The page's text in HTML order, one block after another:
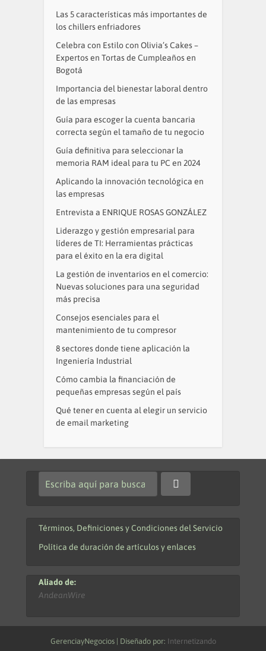
Las 5 características más importantes de
los chillers enfriadores
Celebra con Estilo con Olivia’s Cakes –
Expertos en Tortas de Cumpleaños en
Bogotá
Importancia del bienestar laboral dentro
de las empresas
Guía para escoger la cuenta bancaria
correcta según el tamaño de tu negocio
Guía definitiva para seleccionar la
memoria RAM ideal para tu PC en 2024
Aplicando la innovación tecnológica en
las empresas
Entrevista a ENRIQUE ROSAS GONZÁLEZ
Liderazgo y gestión empresarial para
líderes de TI: Herramientas prácticas
para el éxito en la era digital
La gestión de inventarios en el comercio:
Nuevas soluciones para una seguridad
más precisa
Consejos esenciales para el
mantenimiento de tu compresor
8 sectores donde tiene aplicación la
Ingeniería Industrial
Cómo cambia la financiación de
pequeñas empresas según el país
Qué tener en cuenta al elegir un servicio
de email marketing
Términos, Definiciones y Condiciones del Servicio
Política de duración de artículos y enlaces
Aliado de:
AndeanWire
GerenciayNegocios | Diseñado por: Internetizando